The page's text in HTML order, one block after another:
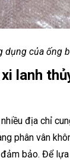
dụng của ống
lanh
địa chỉ
phân vân
bảo. Để